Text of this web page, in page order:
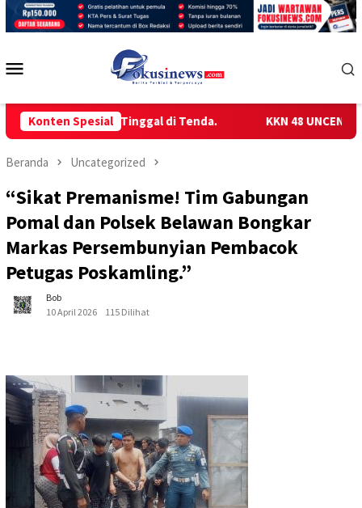
Loncat
Konten Spesial
Tinggal di Tenda. KKN 48 UNCEN GELAR
Beranda Uncategorized
“Sikat Premanisme! Tim Gabungan
Pomal dan Polsek Belawan Bongkar
Markas Persembunyian Pembacok
Petugas Poskamling.”
Bob
10 April 2026
115 Dilihat